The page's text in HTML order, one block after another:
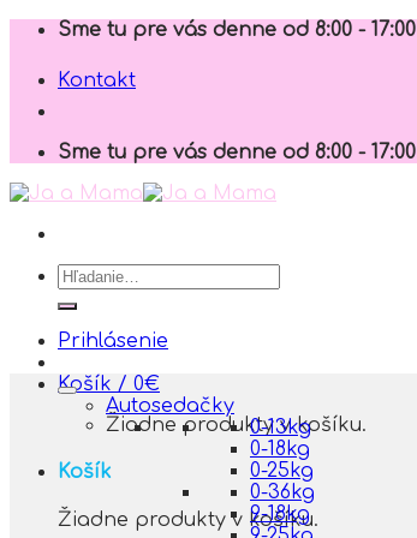
Skip
content
Sme tu pre vás denne od 8:00 - 17:00
Kontakt
Sme tu pre vás denne od 8:00 - 17:00
Hľadať:
Prihlásenie
Košík / 0€
Žiadne produkty v košíku.
Košík
Žiadne produkty v košíku.
Autosedačky
0-13kg
0-18kg
0-25kg
0-36kg
9-18kg